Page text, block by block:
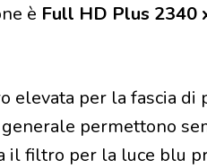
è Full HD Plus 2340
elevata per la fascia di
permettono
il filtro per la luce blu